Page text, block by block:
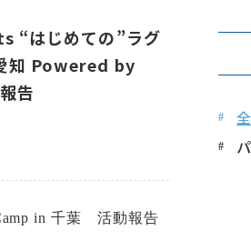
“はじめての”ラグ
知 Powered by
告